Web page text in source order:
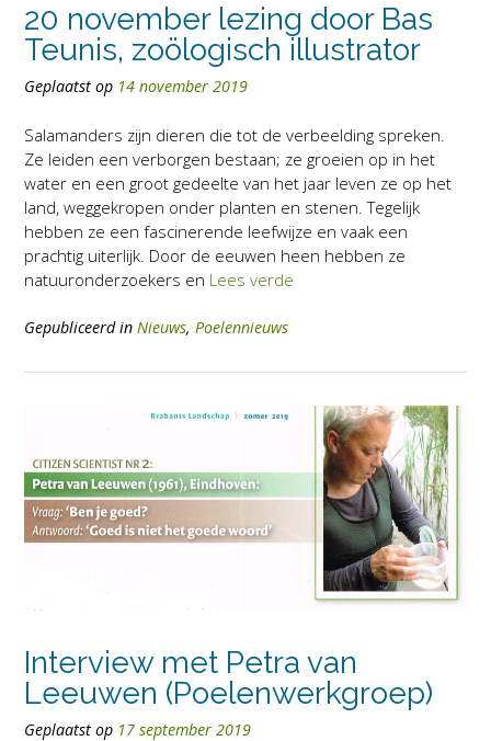
20 november lezing door Bas
Teunis, zoölogisch illustrator
Geplaatst op 14 november 2019
Salamanders zijn dieren die tot de verbeelding spreken.
Ze leiden een verborgen bestaan; ze groeien op in het
water en een groot gedeelte van het jaar leven ze op het
land, weggekropen onder planten en stenen. Tegelijk
hebben ze een fascinerende leefwijze en vaak een
prachtig uiterlijk. Door de eeuwen heen hebben ze
natuuronderzoekers en Lees verde
Gepubliceerd in Nieuws, Poelennieuws
Interview met Petra van
Leeuwen (Poelenwerkgroep)
Geplaatst op 17 september 2019